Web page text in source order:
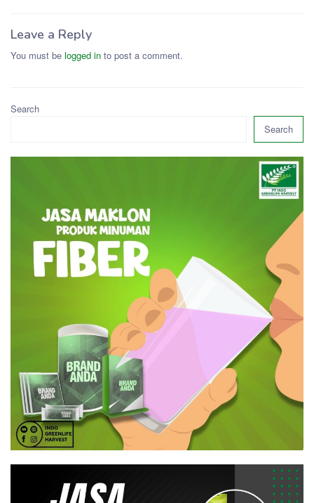
Leave a Reply
You must be logged in to post a comment.
Search
Search